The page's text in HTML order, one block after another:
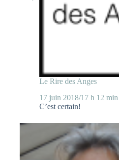
Le Rire des Anges
17 juin 2018/17 h 12 min
C’est certain!